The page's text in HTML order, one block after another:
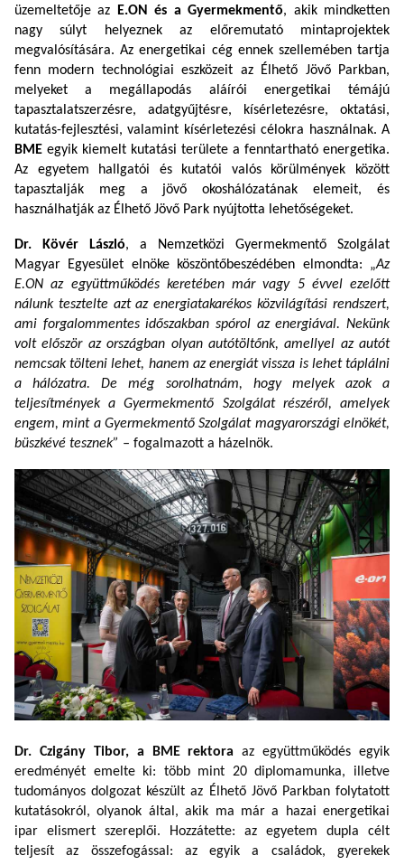
üzemeltetője az E.ON és a Gyermekmentő, akik mindketten
nagy súlyt helyeznek az előremutató mintaprojektek
megvalósítására. Az energetikai cég ennek szellemében tartja
fenn modern technológiai eszközeit az Élhető Jövő Parkban,
melyeket a megállapodás aláírói energetikai témájú
tapasztalatszerzésre, adatgyűjtésre, kísérletezésre, oktatási,
kutatás-fejlesztési, valamint kísérletezési célokra használnak. A
BME egyik kiemelt kutatási területe a fenntartható energetika.
Az egyetem hallgatói és kutatói valós körülmények között
tapasztalják meg a jövő okoshálózatának elemeit, és
használhatják az Élhető Jövő Park nyújtotta lehetőségeket.
Dr. Kövér László, a Nemzetközi Gyermekmentő Szolgálat
Magyar Egyesület elnöke köszöntőbeszédében elmondta: „Az
E.ON az együttműködés keretében már vagy 5 évvel ezelőtt
nálunk tesztelte azt az energiatakarékos közvilágítási rendszert,
ami forgalommentes időszakban spórol az energiával. Nekünk
volt először az országban olyan autótöltőnk, amellyel az autót
nemcsak tölteni lehet, hanem az energiát vissza is lehet táplálni
a hálózatra. De még sorolhatnám, hogy melyek azok a
teljesítmények a Gyermekmentő Szolgálat részéről, amelyek
engem, mint a Gyermekmentő Szolgálat magyarországi elnökét,
büszkévé tesznek” – fogalmazott a házelnök.
Dr. Czigány Tibor,a BME rektoraaz együttműködés egyik
eredményét emelte ki: több mint 20 diplomamunka, illetve
tudományos dolgozat készült az Élhető Jövő Parkban folytatott
kutatásokról, olyanok által, akik ma már a hazai energetikai
ipar elismert szereplői. Hozzátette: az egyetem dupla célt
teljesít az összefogással: az egyik a családok, gyerekek